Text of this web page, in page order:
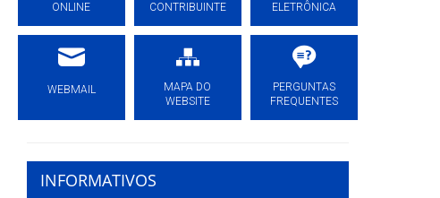
ONLINE
CONTRIBUINTE
ELETRÔNICA
WEBMAIL
MAPA DO
WEBSITE
PERGUNTAS
FREQUENTES
INFORMATIVOS